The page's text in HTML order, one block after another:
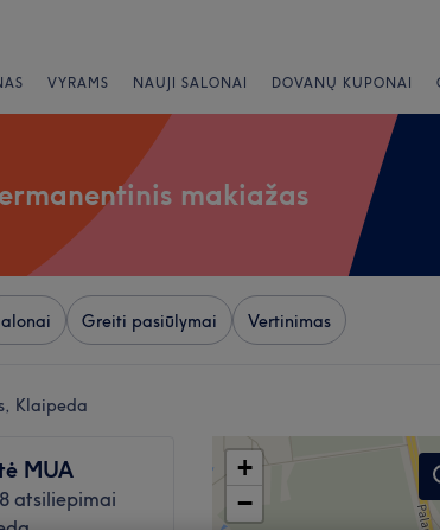
VYRAMS NAUJI SALONAI DOVANŲ KUPONAI
makiažas
Greiti pasiūlymai Vertinimas
Klaipeda
MUA
atsiliepimai
+
−